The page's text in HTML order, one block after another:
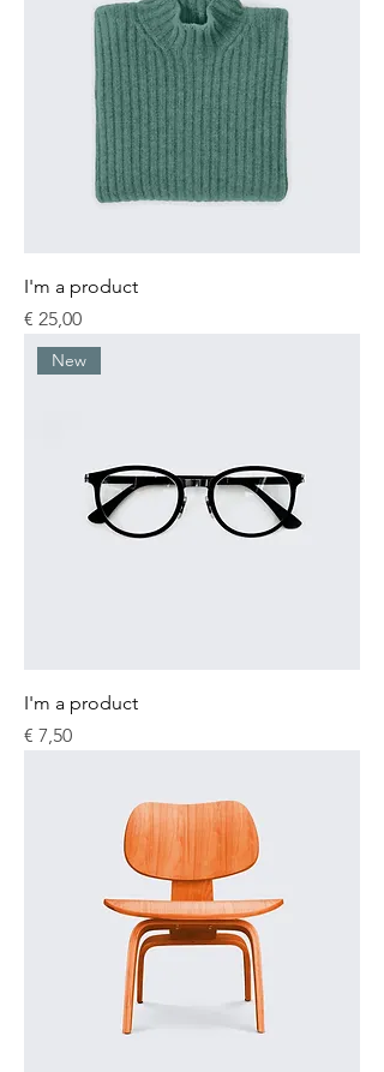
I'm a product
Prijs
€ 25,00
New
I'm a product
Prijs
€ 7,50